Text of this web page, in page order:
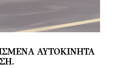
ΑΥΤΟΚΙΝΗΤΑ